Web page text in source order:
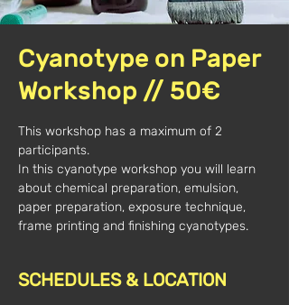
Cyanotype on Paper
Workshop // 50€
This workshop has a maximum of 2
participants.
In this cyanotype workshop you will learn
about chemical preparation, emulsion,
paper preparation, exposure technique,
frame printing and finishing cyanotypes.
SCHEDULES & LOCATION